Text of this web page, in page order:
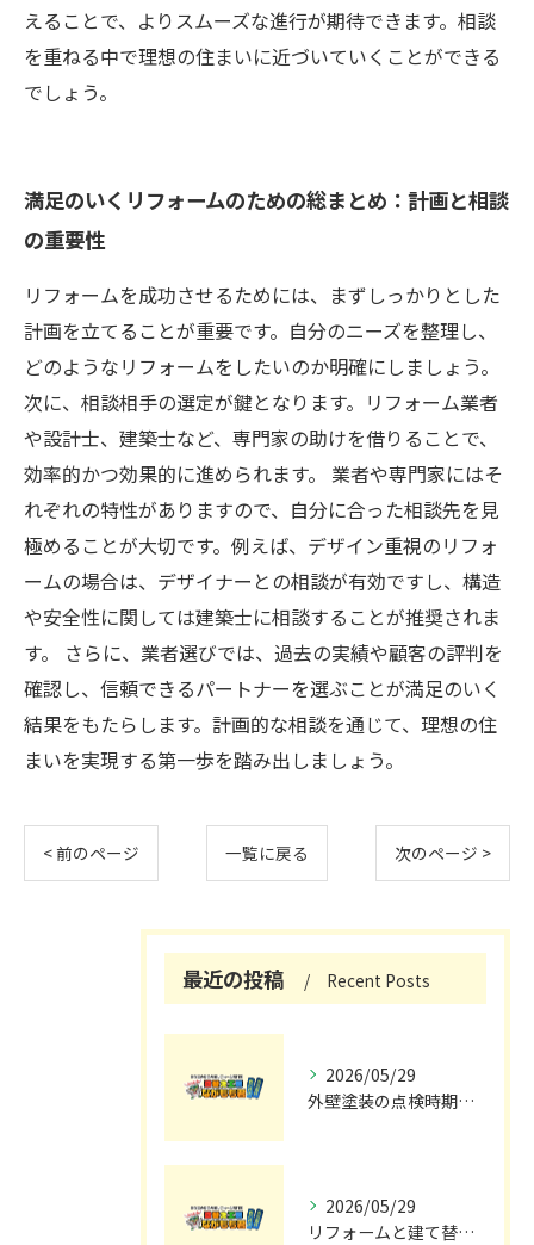
えることで、よりスムーズな進行が期待できます。相談
を重ねる中で理想の住まいに近づいていくことができる
でしょう。
満足のいくリフォームのための総まとめ：計画と相談
の重要性
リフォームを成功させるためには、まずしっかりとした
計画を立てることが重要です。自分のニーズを整理し、
どのようなリフォームをしたいのか明確にしましょう。
次に、相談相手の選定が鍵となります。リフォーム業者
や設計士、建築士など、専門家の助けを借りることで、
効率的かつ効果的に進められます。 業者や専門家にはそ
れぞれの特性がありますので、自分に合った相談先を見
極めることが大切です。例えば、デザイン重視のリフォ
ームの場合は、デザイナーとの相談が有効ですし、構造
や安全性に関しては建築士に相談することが推奨されま
す。 さらに、業者選びでは、過去の実績や顧客の評判を
確認し、信頼できるパートナーを選ぶことが満足のいく
結果をもたらします。計画的な相談を通じて、理想の住
まいを実現する第一歩を踏み出しましょう。
< 前のページ 一覧に戻る 次のページ >
最近の投稿 Recent Posts
2026/05/29
外壁塗装の点検時期と施工の最適タイミング
2026/05/29
リフォームと建て替えの費用と注意点完全解説